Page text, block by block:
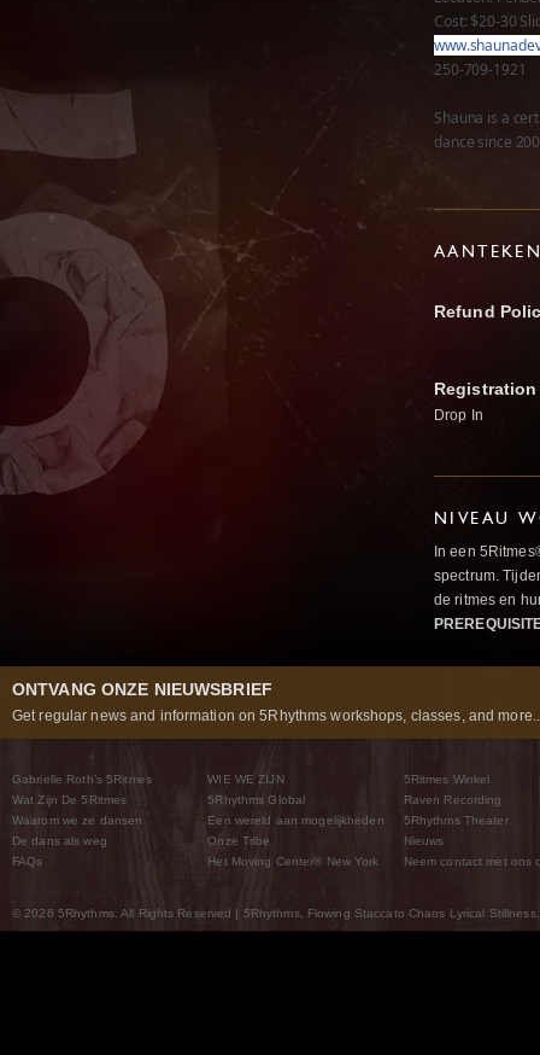
Cost: $20-30
250-709-1921
Shauna is a
dance since
Refund
Drop In
NIVEAU
In een
spectrum.
de ritmes en
ONTVANG ONZE NIEUWSBRIEF
Get regular news and information on 5Rhythms workshops, classes, and
Gabrielle Roth’s 5Ritmes
Wat Zijn De 5Ritmes
Waarom we ze dansen
De dans als weg
FAQs
WIE WE ZIJN
5Rhythms Global
Een wereld aan mogelijkheden
Onze Tribe
Het Moving Center® New York
5Ritmes Winkel
Raven Recording
5Rhythms Theater
Nieuws
Neem contact met ons
© 2026 5Rhythms. All Rights Reserved | 5Rhythms, Flowing Staccato Chaos Lyrical